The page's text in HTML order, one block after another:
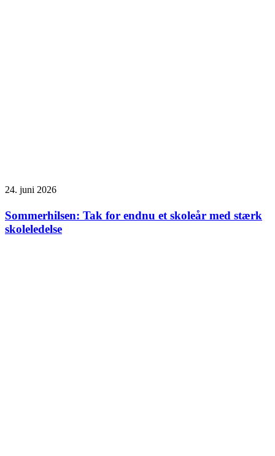
24. juni 2026
Sommerhilsen: Tak for endnu et skoleår med stærk
skoleledelse